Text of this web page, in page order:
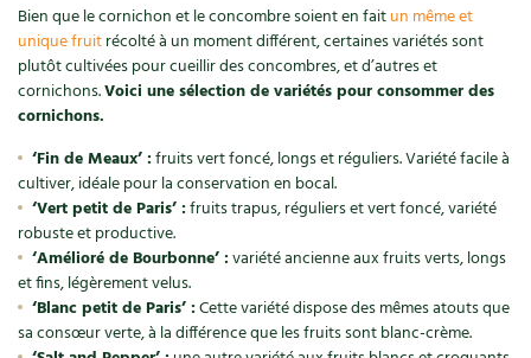
Agenda, calendrier
NOUVEAUTÉS
Alimentation et nutrition
Recettes de printemps
Recettes par type de plat
Recettes sans gluten
Recettes végétariennes et vegan
Habitat écologique
Société et alternatives
Les 4 saisons& vous
Questions à la rédaction
Entre abonné·es
Trucs & astuces
Bien que le cornichon et le concombre soient en faitun même et
unique fruitrécolté à un moment différent, certaines variétés sont
plutôt cultivées pour cueillir des concombres, et d’autres et
cornichons.Voici une sélection de variétés pour consommer des
cornichons.
‘Fin de Meaux’ :fruits vert foncé, longs et réguliers. Variété facile à
cultiver, idéale pour la conservation en bocal.
‘Vert petit de Paris’ :fruits trapus, réguliers et vert foncé, variété
robuste et productive.
‘Amélioré de Bourbonne’ :variété ancienne aux fruits verts, longs
et fins, légèrement velus.
‘Blanc petit de Paris’ :Cette variété dispose des mêmes atouts que
sa consœur verte, à la différence que les fruits sont blanc-crème.